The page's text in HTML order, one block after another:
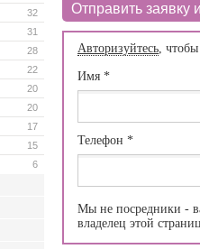
32
31
28
22
20
20
17
15
6
Отправить заявку
Авторизуйтесь,
Имя *
Телефон *
Мы не посредники -
владелец этой